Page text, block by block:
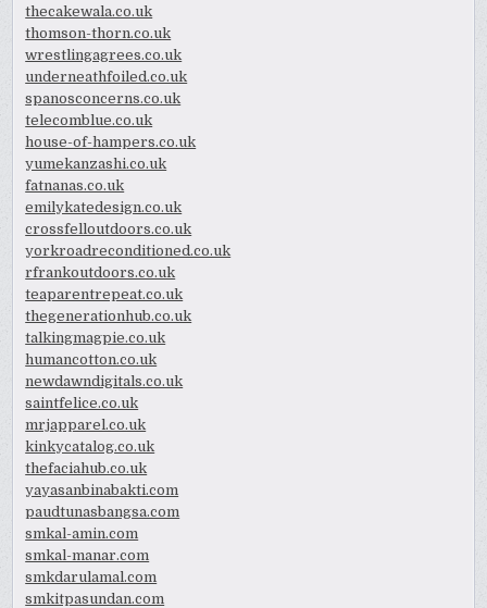
thecakewala.co.uk
thomson-thorn.co.uk
wrestlingagrees.co.uk
underneathfoiled.co.uk
spanosconcerns.co.uk
telecomblue.co.uk
house-of-hampers.co.uk
yumekanzashi.co.uk
fatnanas.co.uk
emilykatedesign.co.uk
crossfelloutdoors.co.uk
yorkroadreconditioned.co.uk
rfrankoutdoors.co.uk
teaparentrepeat.co.uk
thegenerationhub.co.uk
talkingmagpie.co.uk
humancotton.co.uk
newdawndigitals.co.uk
saintfelice.co.uk
mrjapparel.co.uk
kinkycatalog.co.uk
thefaciahub.co.uk
yayasanbinabakti.com
paudtunasbangsa.com
smkal-amin.com
smkal-manar.com
smkdarulamal.com
smkitpasundan.com